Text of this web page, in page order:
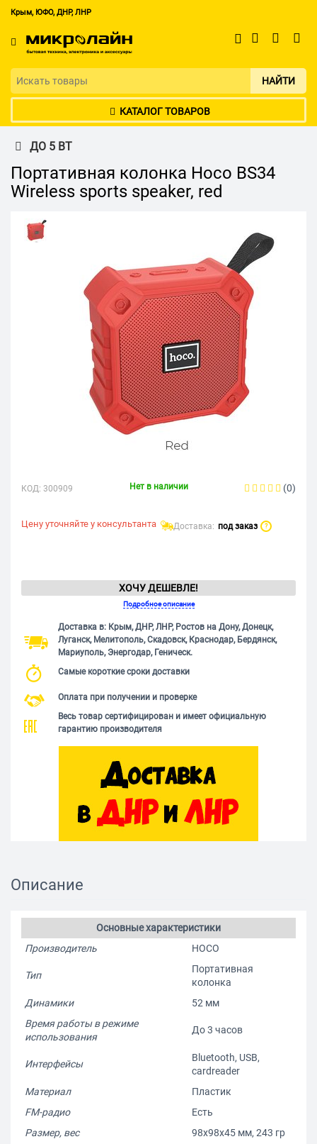
Крым, ЮФО, ДНР, ЛНР
НАЙТИ
КАТАЛОГ ТОВАРОВ
ДО 5 ВТ
Портативная колонка Hoco BS34
Wireless sports speaker, red
КОД: 300909 Нет в наличии (0)
Цену уточняйте у консультанта Доставка: под заказ ?
ХОЧУ ДЕШЕВЛЕ!
Подробное описание
Доставка в: Крым, ДНР, ЛНР, Ростов на Дону, Донецк,
Луганск, Мелитополь, Скадовск, Краснодар, Бердянск,
Мариуполь, Энергодар, Геническ.
Самые короткие сроки доставки
Оплата при получении и проверке
Весь товар сертифицирован и имеет официальную
гарантию производителя
Описание
Основные характеристики
Производитель
HOCO
Тип
Портативная
колонка
Динамики
52 мм
Время работы в режиме
использования
До 3 часов
Интерфейсы
Bluetooth, USB,
cardreader
Материал
Пластик
FM-радио
Есть
Размер, вес
98x98x45 мм, 243 гр